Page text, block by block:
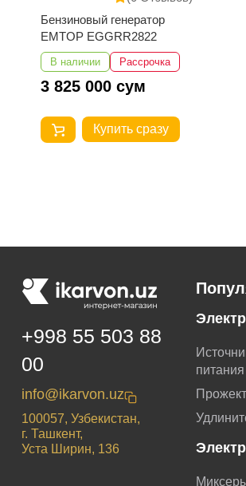
Сварочный полуавтомат
EMTOP EFC1352 без газа
В наличии Рассрочка
1 337 500 сум
Купить сразу
+998 55 503 88
00
info@ikarvon.uz
100057, Узбекистан,
г. Ташкент,
Уста Ширин, 136
питания